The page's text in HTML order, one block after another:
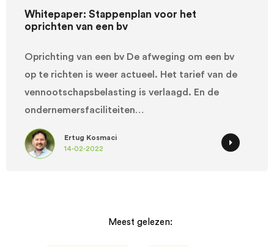
Whitepaper: Stappenplan voor het
oprichten van een bv
Oprichting van een bv De afweging om een bv
op te richten is weer actueel. Het tarief van de
vennootschapsbelasting is verlaagd. En de
ondernemersfaciliteiten…
Ertug Kosmaci
14-02-2022
Meest gelezen: